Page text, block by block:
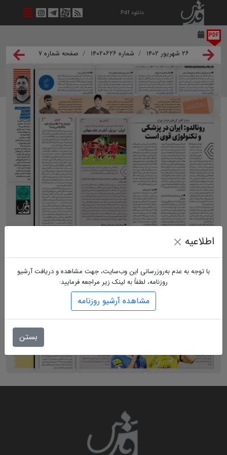
دانلود Pdf
PDF
۲۶ شهریور ۱۴۰۲ شماره ۱۴۰۲۰۶۲۶ صفحه شماره ۷
اطلاعیه
با توجه به عدم به‌روزرسانی این وب‌سایت، جهت مشاهده و دریافت آرشیو
روزنامه، لطفاً به لینک زیر مراجعه فرمایید:
مشاهده آرشیو روزنامه
بستن